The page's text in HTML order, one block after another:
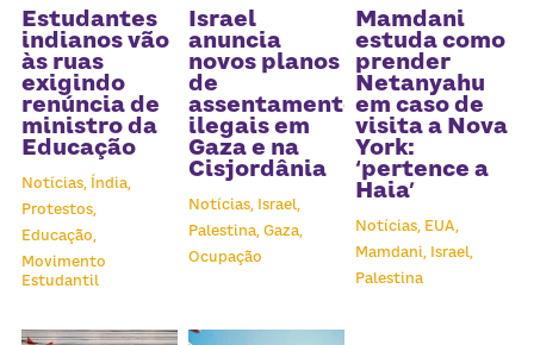
Estudantes
indianos vão
às ruas
exigindo
renúncia de
ministro da
Educação
Notícias, Índia,
Protestos,
Educação,
Movimento
Estudantil
Israel
anuncia
novos planos
de
assentamentos
ilegais em
Gaza e na
Cisjordânia
Notícias, Israel,
Palestina, Gaza,
Ocupação
Mamdani
estuda como
prender
Netanyahu
em caso de
visita a Nova
York:
‘pertence a
Haia’
Notícias, EUA,
Mamdani, Israel,
Palestina